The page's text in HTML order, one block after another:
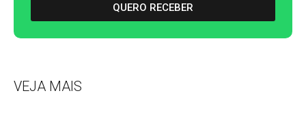
QUERO RECEBER
VEJA MAIS